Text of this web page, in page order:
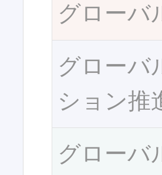
グローバ
グローバ
ション推
グローバ